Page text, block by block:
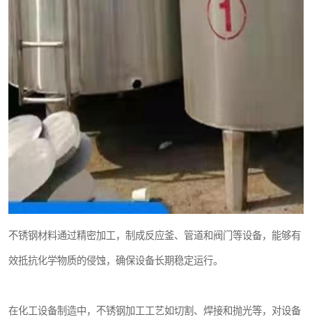
不锈钢材料通过精密加工，制成反应釜、管道和阀门等设备，能够有
效抵抗化学物质的侵蚀，确保设备长期稳定运行。
在化工设备制造中，不锈钢加工工艺如切割、焊接和抛光等，对设备